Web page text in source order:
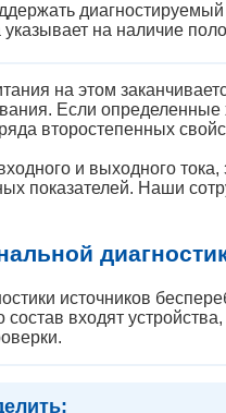
на наличие
на этом
Если
второстепенных
и выходного
показателей. Наши
источников
состав входят